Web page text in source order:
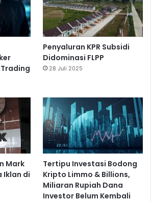
Penyaluran KPR Subsidi
Didominasi FLPP
28 Juli 2025
Mark
Iklan di
Tertipu Investasi Bodong
Kripto Limmo & Billions,
Miliaran Rupiah Dana
Investor Belum Kembali